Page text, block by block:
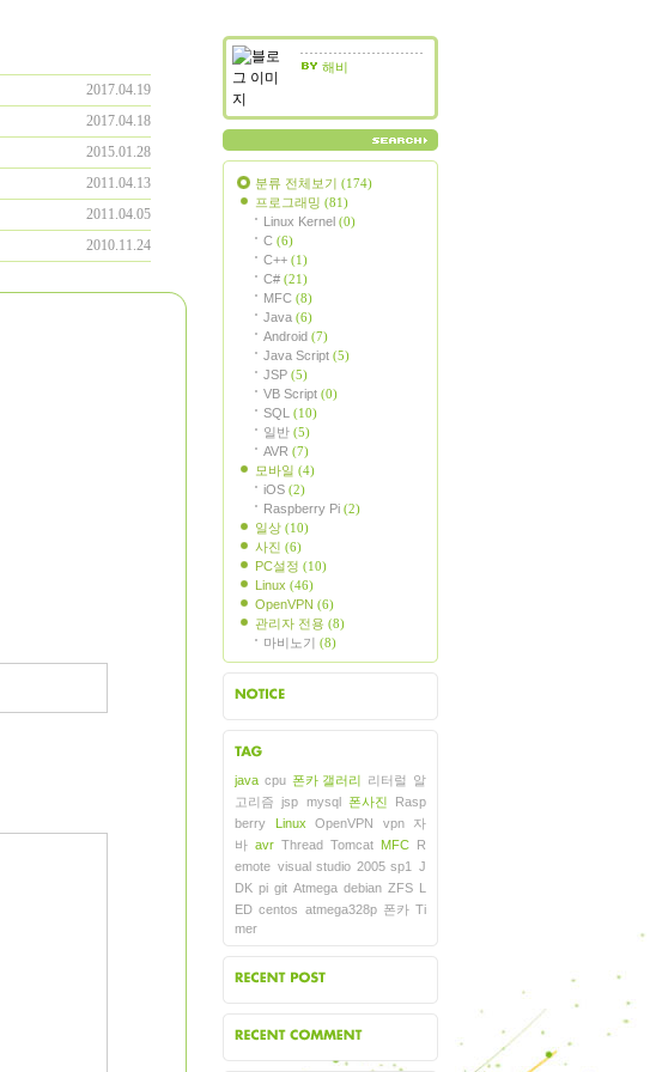
2017.04.19
2017.04.18
2015.01.28
2011.04.13
2011.04.05
2010.11.24
해비
분류 전체보기 (174)
프로그래밍 (81)
Linux Kernel (0)
C (6)
C++ (1)
C# (21)
MFC (8)
Java (6)
Android (7)
Java Script (5)
JSP (5)
VB Script (0)
SQL (10)
일반 (5)
AVR (7)
모바일 (4)
iOS (2)
Raspberry Pi (2)
일상 (10)
사진 (6)
PC설정 (10)
Linux (46)
OpenVPN (6)
관리자 전용 (8)
마비노기 (8)
그목록
java cpu 폰카 갤러리 리터럴
알
고리즘
jsp mysql 폰사진
Rasp
berry
Linux OpenVPN vpn
자
바 avr Thread Tomcat MFC R
emote visual studio 2005 sp1
J
DK pi git Atmega debian ZFS L
ED centos atmega328p 폰카 Ti
mer